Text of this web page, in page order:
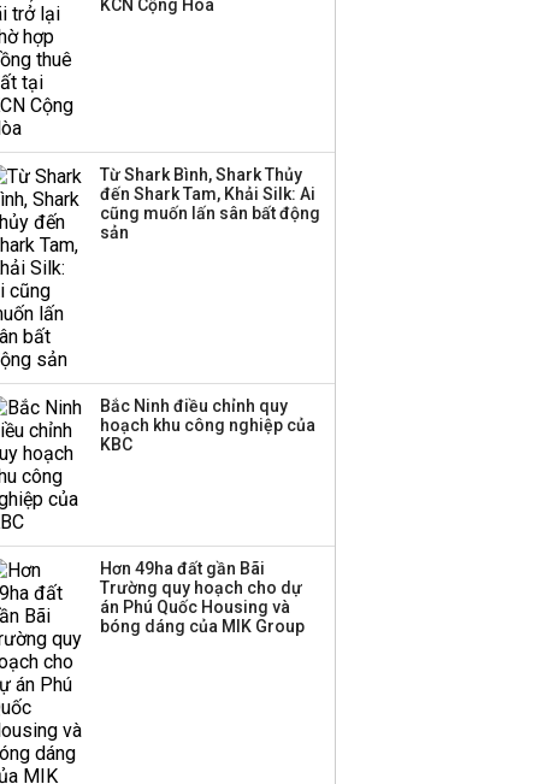
doanh, doanh nghiệp
tăng vốn lên gần
77.800 tỷ
KCN Cộng Hòa
Từ Shark Bình, Shark Thủy
đến Shark Tam, Khải Silk: Ai
cũng muốn lấn sân bất động
sản
Bắc Ninh điều chỉnh quy
hoạch khu công nghiệp của
KBC
Hơn 49ha đất gần Bãi
Trường quy hoạch cho dự
án Phú Quốc Housing và
bóng dáng của MIK Group